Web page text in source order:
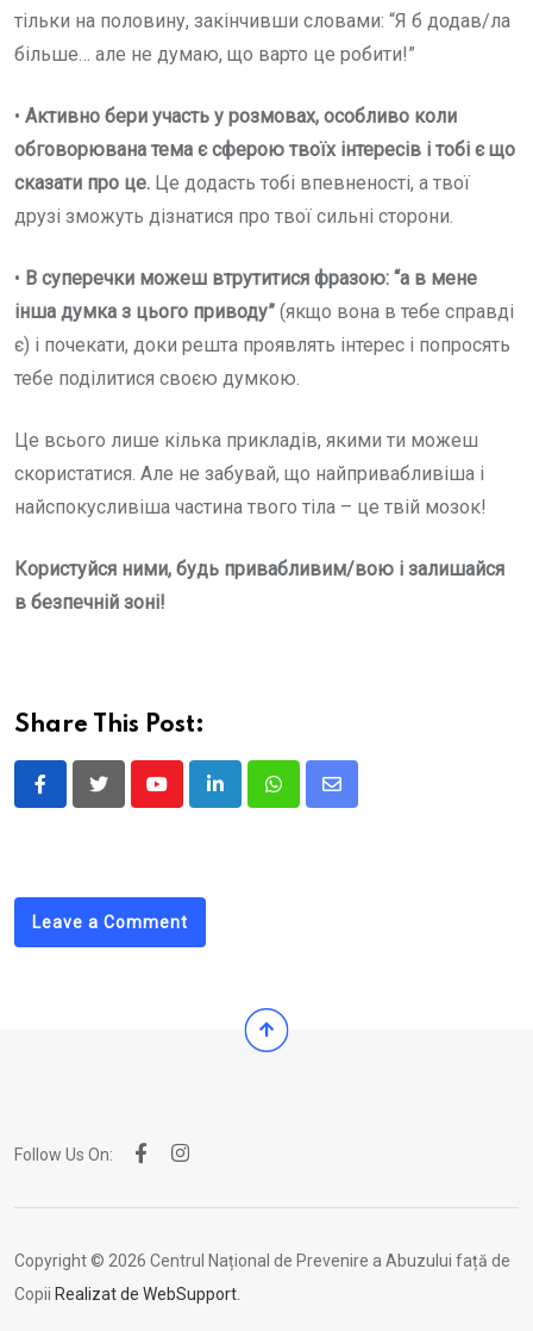
тільки на половину, закінчивши словами: “Я б додав/ла
більше… але не думаю, що варто це робити!”
• Активно бери участь у розмовах, особливо коли
обговорювана тема є сферою твоїх інтересів і тобі є що
сказати про це. Це додасть тобі впевненості, а твої
друзі зможуть дізнатися про твої сильні сторони.
• В суперечки можеш втрутитися фразою: “а в мене
інша думка з цього приводу” (якщо вона в тебе справді
є) і почекати, доки решта проявлять інтерес і попросять
тебе поділитися своєю думкою.
Це всього лише кілька прикладів, якими ти можеш
скористатися. Але не забувай, що найпривабливіша і
найспокусливіша частина твого тіла – це твій мозок!
Користуйся ними, будь привабливим/вою і залишайся
в безпечній зоні!
Share This Post:
YoutubeLinkedInWhatsappShare
Leave a Comment
Follow Us On:
Copyright © 2026 Centrul Național de Prevenire a Abuzului față de
Copii Realizat de WebSupport.